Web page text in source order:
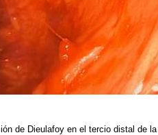
de Dieulafoy en el tercio distal de